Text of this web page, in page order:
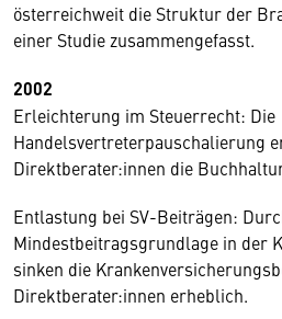
österreichweit die Struktur der
einer Studie zusammengefasst.
2002
Erleichterung im Steuerrecht: Die
Handelsvertreterpauschalierung
Direktberater:innen die
Entlastung bei SV-Beiträgen:
Mindestbeitragsgrundlage in der
sinken die
Direktberater:innen erheblich.